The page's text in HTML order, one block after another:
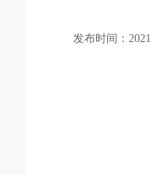
发布时间：